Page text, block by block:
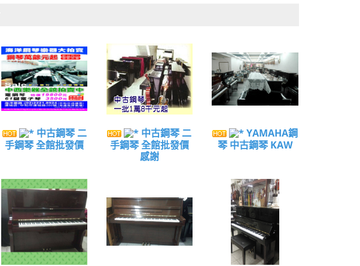
暑假限定!購買指定款吉他免費送攜帶式吉他架!
木吉他大保養原價1050元 7-8月優惠方案只要780元!
全新二胡 本月優惠一律8折!
暑假限定!購買指定款吉他免費送攜帶式吉他架!
專業鋼琴到府調音、保養服務~ 歡迎來電預約!
中古鋼琴 二
手鋼琴 全館批發價
中古鋼琴 二
手鋼琴 全館批發價
感謝
YAMAHA鋼
琴 中古鋼琴 KAW